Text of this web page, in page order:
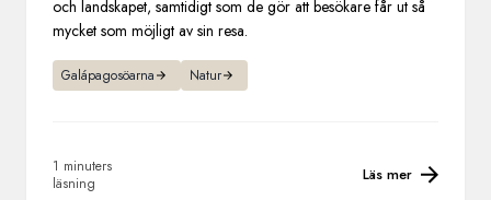
och landskapet, samtidigt som de gör att besökare får ut så
mycket som möjligt av sin resa.
Galápagosöarna Natur
1 minuters
läsning
Läs mer